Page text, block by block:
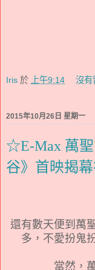
Iris 於 上午9:14 沒有
2015年10月26日 星期一
☆E-Max 萬
谷》首映揭
還有數天便到萬
多，不愛扮鬼
當然，